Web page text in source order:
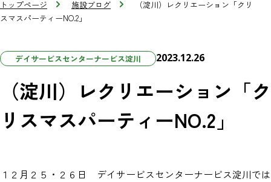
トップページ 施設ブログ
（淀川）レクリエーション「クリ
スマスパーティーNO.2」
デイサービスセンターナービス淀川 2023.12.26
（淀川）レクリエーション「ク
リスマスパーティーNO.2」
１２月２５・２６日 デイサービスセンターナービス淀川では